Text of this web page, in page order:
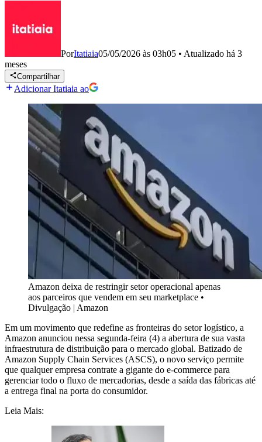
PorItatiaia05/05/2026 às 03h05 • Atualizado há 3
meses
Compartilhar
Adicionar Itatiaia ao
Amazon deixa de restringir setor operacional apenas
aos parceiros que vendem em seu marketplace •
Divulgação | Amazon
Em um movimento que redefine as fronteiras do setor logístico, a
Amazon anunciou nessa segunda-feira (4) a abertura de sua vasta
infraestrutura de distribuição para o mercado global. Batizado de
Amazon Supply Chain Services (ASCS), o novo serviço permite
que qualquer empresa contrate a gigante do e-commerce para
gerenciar todo o fluxo de mercadorias, desde a saída das fábricas até
a entrega final na porta do consumidor.
Leia Mais: